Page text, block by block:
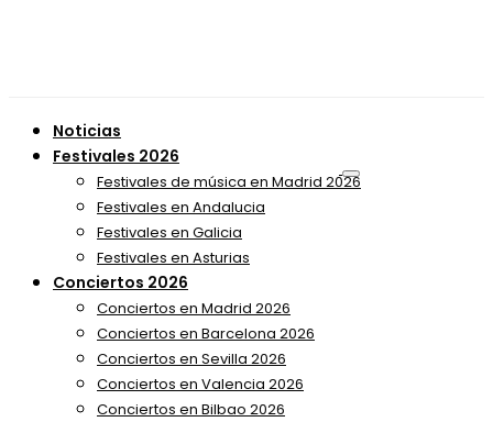
Noticias
Festivales 2026
Festivales de música en Madrid 2026
Festivales en Andalucia
Festivales en Galicia
Festivales en Asturias
Conciertos 2026
Conciertos en Madrid 2026
Conciertos en Barcelona 2026
Conciertos en Sevilla 2026
Conciertos en Valencia 2026
Conciertos en Bilbao 2026